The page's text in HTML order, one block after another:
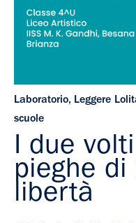
Laboratorio, Leggere
scuole
I due
pieghe di
libertà